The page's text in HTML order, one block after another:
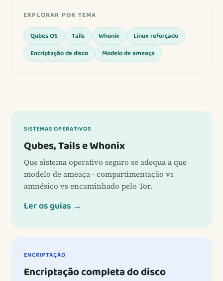
EXPLORAR POR TEMA
Qubes OS
Tails Whonix
Linux reforçado
Encriptação de disco
Modelo de ameaça
SISTEMAS OPERATIVOS
Qubes, Tails e Whonix
Que sistema operativo seguro se adequa a que
modelo de ameaça - compartimentação vs
amnésico vs encaminhado pelo Tor.
Ler os guias →
ENCRIPTAÇÃO
Encriptação completa do disco